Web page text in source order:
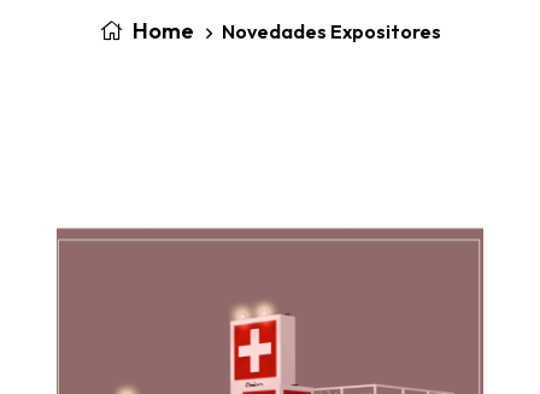
Home Novedades Expositores